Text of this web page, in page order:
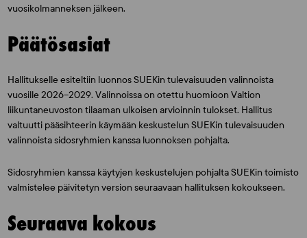
vuosikolmanneksen jälkeen.
Päätösasiat
Hallitukselle esiteltiin luonnos SUEKin tulevaisuuden valinnoista
vuosille 2026–2029. Valinnoissa on otettu huomioon Valtion
liikuntaneuvoston tilaaman ulkoisen arvioinnin tulokset. Hallitus
valtuutti pääsihteerin käymään keskustelun SUEKin tulevaisuuden
valinnoista sidosryhmien kanssa luonnoksen pohjalta.
Sidosryhmien kanssa käytyjen keskustelujen pohjalta SUEKin toimisto
valmistelee päivitetyn version seuraavaan hallituksen kokoukseen.
Seuraava kokous